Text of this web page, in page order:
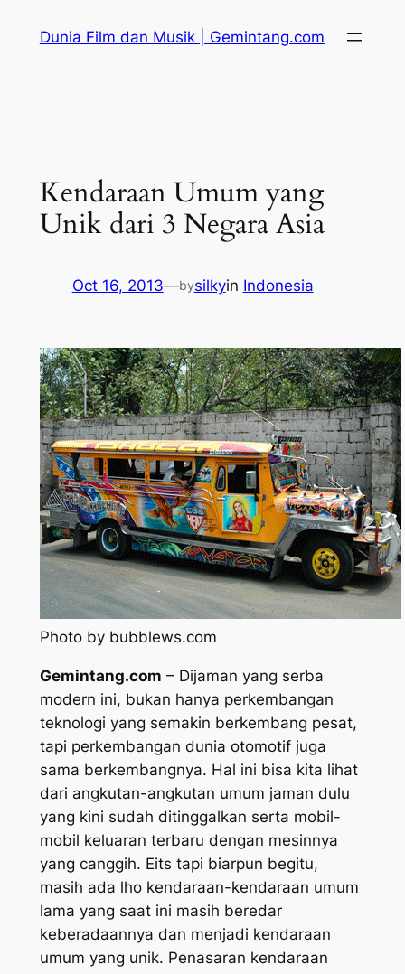
Dunia Film dan Musik | Gemintang.com
Kendaraan Umum yang
Unik dari 3 Negara Asia
Oct 16, 2013—bysilkyin Indonesia
Photo by bubblews.com
Gemintang.com – Dijaman yang serba
modern ini, bukan hanya perkembangan
teknologi yang semakin berkembang pesat,
tapi perkembangan dunia otomotif juga
sama berkembangnya. Hal ini bisa kita lihat
dari angkutan-angkutan umum jaman dulu
yang kini sudah ditinggalkan serta mobil-
mobil keluaran terbaru dengan mesinnya
yang canggih. Eits tapi biarpun begitu,
masih ada lho kendaraan-kendaraan umum
lama yang saat ini masih beredar
keberadaannya dan menjadi kendaraan
umum yang unik. Penasaran kendaraan